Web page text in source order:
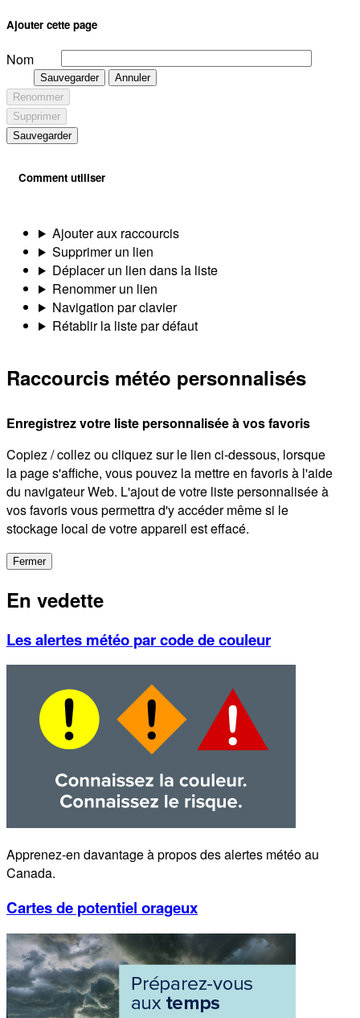
Ajouter cette page
Nom
Sauvegarder
Annuler
Renommer
Supprimer
Sauvegarder
Comment utiliser
Ajouter aux raccourcis
Supprimer un lien
Déplacer un lien dans la liste
Renommer un lien
Navigation par clavier
Rétablir la liste par défaut
Raccourcis météo personnalisés
Enregistrez votre liste personnalisée à vos favoris
Copiez / collez ou cliquez sur le lien ci-dessous, lorsque
la page s'affiche, vous pouvez la mettre en favoris à l'aide
du navigateur Web. L'ajout de votre liste personnalisée à
vos favoris vous permettra d'y accéder même si le
stockage local de votre appareil est effacé.
Fermer
En vedette
Les alertes météo par code de couleur
Apprenez-en davantage à propos des alertes météo au
Canada.
Cartes de potentiel orageux